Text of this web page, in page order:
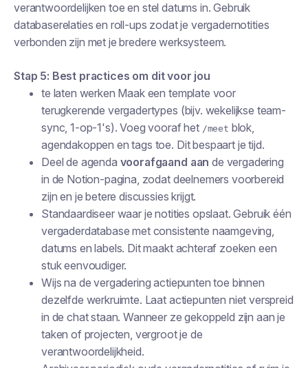
verantwoordelijken toe en stel datums in. Gebruik
databaserelaties en roll-ups zodat je vergadernotities
verbonden zijn met je bredere werksysteem.
Stap 5: Best practices om dit voor jou
te laten werken Maak een template voor
terugkerende vergadertypes (bijv. wekelijkse team-
sync, 1-op-1's). Voeg vooraf het /meet blok,
agendakoppen en tags toe. Dit bespaart je tijd.
Deel de agenda voorafgaand aan de vergadering
in de Notion-pagina, zodat deelnemers voorbereid
zijn en je betere discussies krijgt.
Standaardiseer waar je notities opslaat. Gebruik één
vergaderdatabase met consistente naamgeving,
datums en labels. Dit maakt achteraf zoeken een
stuk eenvoudiger.
Wijs na de vergadering actiepunten toe binnen
dezelfde werkruimte. Laat actiepunten niet verspreid
in de chat staan. Wanneer ze gekoppeld zijn aan je
taken of projecten, vergroot je de
verantwoordelijkheid.